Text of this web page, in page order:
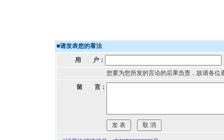
■请发表您的看法
用 户：
您要为您所发的言论的后果负责，故请各位
留 言：